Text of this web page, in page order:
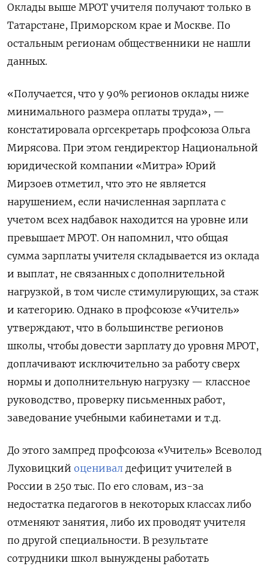
Оклады выше МРОТ учителя получают только в
Татарстане, Приморском крае и Москве. По
остальным регионам общественники не нашли
данных.
«Получается, что у 90% регионов оклады ниже
минимального размера оплаты труда», —
констатировала оргсекретарь профсоюза Ольга
Мирясова. При этом гендиректор Национальной
юридической компании «Митра» Юрий
Мирзоев отметил, что это не является
нарушением, если начисленная зарплата с
учетом всех надбавок находится на уровне или
превышает МРОТ. Он напомнил, что общая
сумма зарплаты учителя складывается из оклада
и выплат, не связанных с дополнительной
нагрузкой, в том числе стимулирующих, за стаж
и категорию. Однако в профсоюзе «Учитель»
утверждают, что в большинстве регионов
школы, чтобы довести зарплату до уровня МРОТ,
доплачивают исключительно за работу сверх
нормы и дополнительную нагрузку — классное
руководство, проверку письменных работ,
заведование учебными кабинетами и т.д.
До этого зампред профсоюза «Учитель» Всеволод
Луховицкий оценивал дефицит учителей в
России в 250 тыс. По его словам, из-за
недостатка педагогов в некоторых классах либо
отменяют занятия, либо их проводят учителя
по другой специальности. В результате
сотрудники школ вынуждены работать